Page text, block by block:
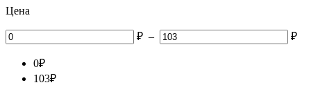
Цена
₽ – ₽
0₽
103₽